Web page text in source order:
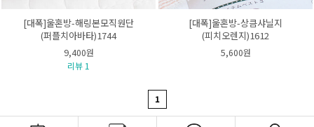
[대폭]울혼방-해링본모직원단
(퍼플치아바타)1744
9,400원
리뷰 1
[대폭]울혼방-상큼샤닐지
(피치오렌지)1612
5,600원
1